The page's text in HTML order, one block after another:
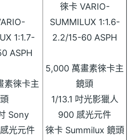
1:1.7-
ASPH
素徠卡主
Sony
光元件
徠卡 VARIO-
SUMMILUX 1:1.6-
2.2/15-60 ASPH
5,000 萬畫素徠卡主
鏡頭
1/13.1 吋光影獵人
900 感光元件
徠卡 Summilux 鏡頭